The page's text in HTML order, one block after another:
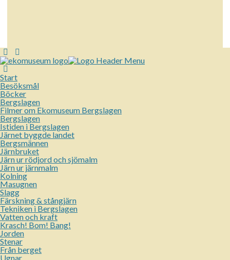
Start
Besöksmål
Böcker
Bergslagen
Filmer om Ekomuseum Bergslagen
Bergslagen
Istiden i Bergslagen
Järnet byggde landet
Bergsmännen
Järnbruket
Järn ur rödjord och sjömalm
Järn ur järnmalm
Kolning
Masugnen
Slagg
Färskning & stångjärn
Tekniken i Bergslagen
Vatten och kraft
Krasch! Bom! Bang!
Jorden
Stenar
Från berget
Ugnar